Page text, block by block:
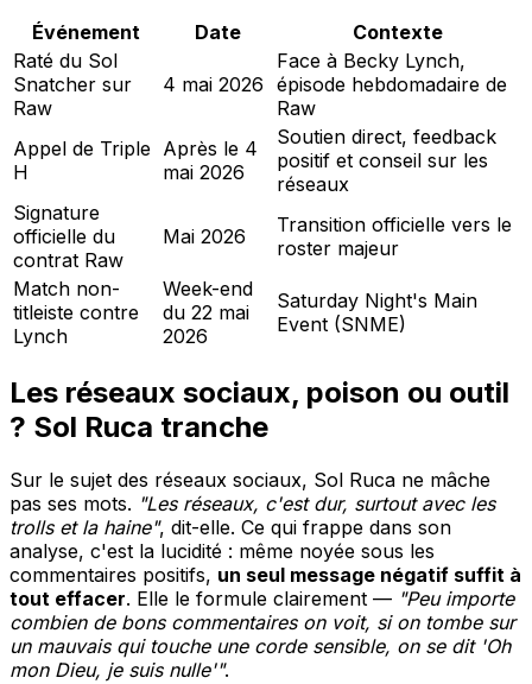
Événement Date
Contexte
Raté du Sol
Snatcher sur
Raw
4 mai 2026
Face à Becky Lynch,
épisode hebdomadaire de
Raw
Appel de Triple
H
Après le 4
mai 2026
Soutien direct, feedback
positif et conseil sur les
réseaux
Signature
officielle du
contrat Raw
Mai 2026
Transition officielle vers le
roster majeur
Match non-
titleiste contre
Lynch
Week-end
du 22 mai
2026
Saturday Night's Main
Event (SNME)
Les réseaux sociaux, poison ou outil
? Sol Ruca tranche
Sur le sujet des réseaux sociaux, Sol Ruca ne mâche
pas ses mots. "Les réseaux, c'est dur, surtout avec les
trolls et la haine", dit-elle. Ce qui frappe dans son
analyse, c'est la lucidité : même noyée sous les
commentaires positifs, un seul message négatif suffit à
tout effacer. Elle le formule clairement — "Peu importe
combien de bons commentaires on voit, si on tombe sur
un mauvais qui touche une corde sensible, on se dit 'Oh
mon Dieu, je suis nulle'".